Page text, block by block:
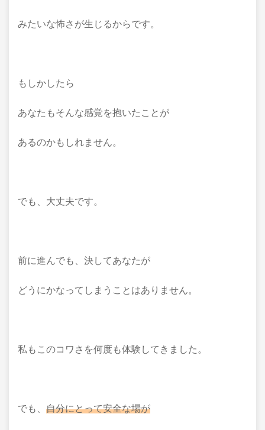
みたいな怖さが生じるからです。
もしかしたら
あなたもそんな感覚を抱いたことが
あるのかもしれません。
でも、大丈夫です。
前に進んでも、決してあなたが
どうにかなってしまうことはありません。
私もこのコワさを何度も体験してきました。
でも、 自分にとって安全な場が